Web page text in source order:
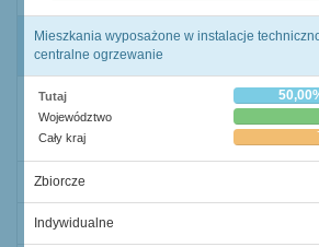
Mieszkania wyposażone w instalacje
centralne ogrzewanie
Tutaj
Województwo
Cały kraj
Zbiorcze
Indywidualne